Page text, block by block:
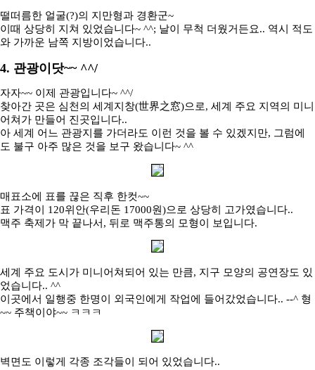
떨떠름한 얼굴(?)의 지만형과 경환군~
이때 상당히 지쳐 있었습니다~ ^^; 날이 무척 더웠거든요.. 역시 적도
와 가까운 남쪽 지방이었습니다..
4. 관광이닷~~ ^^/
자자~~ 이제 관광입니다~ ^^/
찾아간 곳은 심천의 세계지창(世界之窓)으로, 세계 주요 지역의 미니
어쳐가 만들어 진곳입니다..
아 세계 어느 관광지를 가더라도 이런 것을 볼 수 있겠지만, 그럼에
도 불구 아주 많은 것을 보구 왔습니다~ ^^
매표소에 표를 끊은 직후 한컷~~
표 가격이 120위안(우리돈 17000원)으로 상당히 고가였습니다..
맥주 축제가 막 끝나서, 뒤로 맥주통의 모형이 보입니다.
세계 주요 도시가 미니어쳐되어 있는 만큼, 지구 모양의 공연장도 있
었습니다.. ^^
이곳에서 일행중 한명이 외국인에게 작업에 들어갔었습니다.. --^ 형
~~ 주책이야~~ ㅋㅋㅋ
벽면도 이렇게 각종 조각들이 되어 있었습니다..